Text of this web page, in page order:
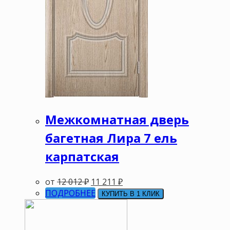
Межкомнатная дверь
багетная Лира 7 ель
карпатская
от 12 012₽ 11 211 ₽
ПОДРОБНЕЕ
КУПИТЬ В 1 КЛИК